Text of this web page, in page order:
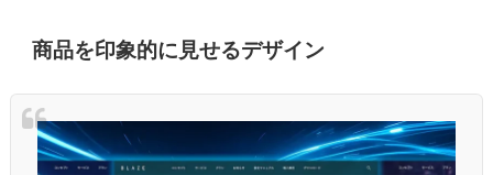
商品を印象的に見せるデザイン